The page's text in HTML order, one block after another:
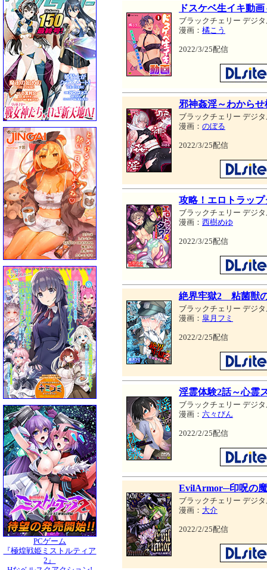
PCゲーム
『極煌戦姫ミストルティア
2』
ドスケベ生イキ動
ブラックチェリー デジ
漫画： 橘こう
2022/3/25配信
邪神姦淫～わから
ブラックチェリー デジ
漫画： のぼる
2022/3/25配信
攻略！エロトラッ
ブラックチェリー デジ
漫画： 西樹めゆ
2022/3/25配信
絶界牢獄2 粘菌獣
ブラックチェリー デジ
漫画： 皐月フミ
2022/2/25配信
淫霊体験2話～心霊
ブラックチェリー デジ
漫画： 六々びん
2022/2/25配信
EvilArmor─印呪の
ブラックチェリー デジ
漫画： 大介
2022/2/25配信